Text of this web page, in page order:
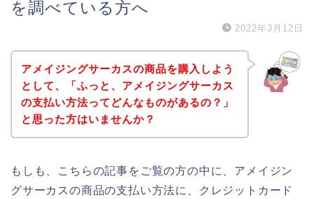
を調べている方へ
2022年3月12日
アメイジングサーカスの商品を購入しよう
として、「ふっと、アメイジングサーカス
の支払い方法ってどんなものがあるの？」
と思った方はいませんか？
もしも、こちらの記事をご覧の方の中に、アメイジン
グサーカスの商品の支払い方法に、クレジットカード